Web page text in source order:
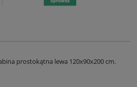
prostokątna lewa 120x90x200 cm.